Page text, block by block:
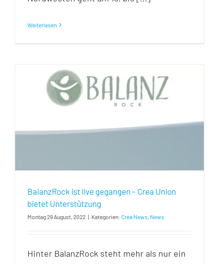
Weiterlesen
BalanzRock ist live gegangen – Crea Union
bietet Unterstützung
Montag 29 August, 2022 | Kategorien: Crea News, News
Hinter BalanzRock steht mehr als nur ein